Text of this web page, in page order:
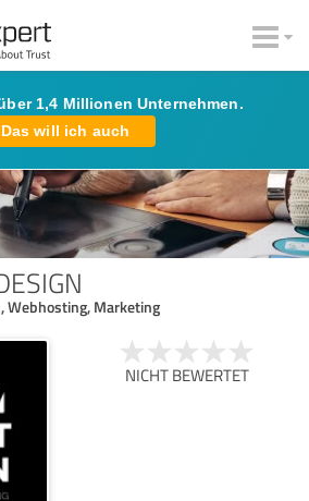
1,4 Millionen Unternehmen.
Das will ich auch
Webhosting, Marketing
NICHT BEWERTET